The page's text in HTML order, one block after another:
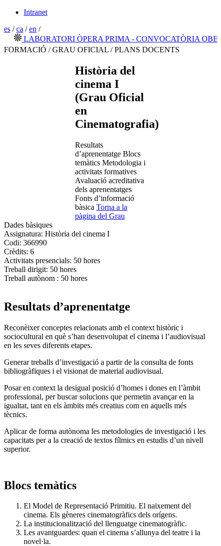
Intranet
es /ca /en /
LABORATORI ÒPERA PRIMA - CONVOCATÒRIA OBERTA
FORMACIÓ / GRAU OFICIAL / PLANS DOCENTS
Història del
cinema I
(Grau Oficial
en
Cinematografia)
Resultats
d’aprenentatge Blocs
temàtics Metodologia i
activitats formatives
Avaluació acreditativa
dels aprenentatges
Fonts d’informació
bàsica Torna a la
pàgina del Grau
Dades bàsiques
Assignatura: Història del cinema I
Codi: 366990
Crèdits: 6
Activitats presencials: 50 hores
Treball dirigit: 50 hores
Treball autònom : 50 hores
Resultats d’aprenentatge
Reconèixer conceptes relacionats amb el context històric i
sociocultural en què s’han desenvolupat el cinema i l’audiovisual
en les seves diferents etapes.
Generar treballs d’investigació a partir de la consulta de fonts
bibliogràfiques i el visionat de material audiovisual.
Posar en context la desigual posició d’homes i dones en l’àmbit
professional, per buscar solucions que permetin avançar en la
igualtat, tant en els àmbits més creatius com en aquells més
tècnics.
Aplicar de forma autònoma les metodologies de investigació i les
capacitats per a la creació de textos fílmics en estudis d’un nivell
superior.
Blocs temàtics
El Model de Representació Primitiu. El naixement del
cinema. Els gèneres cinematogràfics dels orígens.
La institucionalització del llenguatge cinematogràfic.
Les avantguardes: quan el cinema s’allunya del teatre i la
novel·la.